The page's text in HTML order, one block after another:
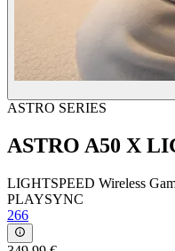
ASTRO SERIES
ASTRO A50 X
LIGHTSPEED Wireless
PLAYSYNC
266